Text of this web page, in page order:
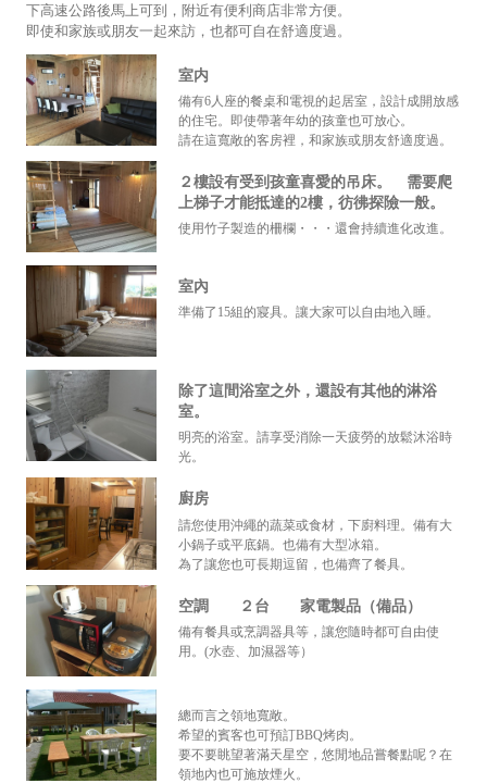
下高速公路後馬上可到，附近有便利商店非常方便。
即使和家族或朋友一起來訪，也都可自在舒適度過。
室内
備有6人座的餐桌和電視的起居室，設計成開放感
的住宅。即使帶著年幼的孩童也可放心。
請在這寬敞的客房裡，和家族或朋友舒適度過。
２樓設有受到孩童喜愛的吊床。 需要爬
上梯子才能抵達的2樓，彷彿探險一般。
使用竹子製造的柵欄・・・還會持續進化改進。
室內
準備了15組的寢具。讓大家可以自由地入睡。
除了這間浴室之外，還設有其他的淋浴
室。
明亮的浴室。請享受消除一天疲勞的放鬆沐浴時
光。
廚房
請您使用沖繩的蔬菜或食材，下廚料理。備有大
小鍋子或平底鍋。也備有大型冰箱。
為了讓您也可長期逗留，也備齊了餐具。
空調 ２台 家電製品（備品）
備有餐具或烹調器具等，讓您隨時都可自由使
用。(水壺、加濕器等）
總而言之領地寬敞。
希望的賓客也可預訂BBQ烤肉。
要不要眺望著滿天星空，悠閒地品嘗餐點呢？在
領地內也可施放煙火。